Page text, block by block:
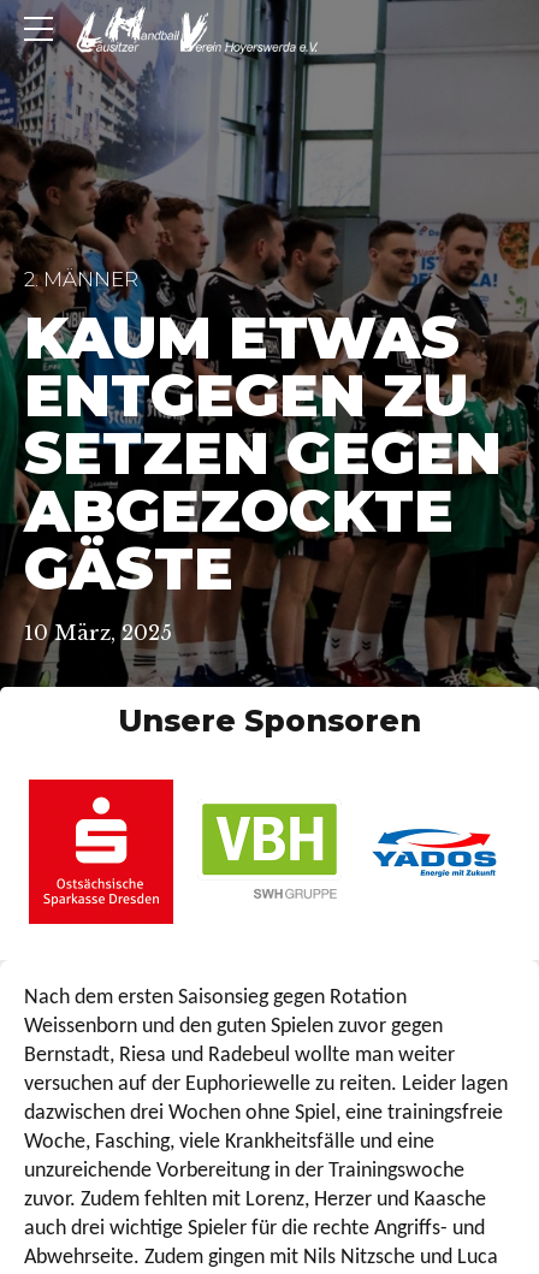
2. MÄNNER
KAUM ETWAS
ENTGEGEN ZU
SETZEN GEGEN
ABGEZOCKTE
GÄSTE
10 März, 2025
Unsere Sponsoren
Nach dem ersten Saisonsieg gegen Rotation
Weissenborn und den guten Spielen zuvor gegen
Bernstadt, Riesa und Radebeul wollte man weiter
versuchen auf der Euphoriewelle zu reiten. Leider lagen
dazwischen drei Wochen ohne Spiel, eine trainingsfreie
Woche, Fasching, viele Krankheitsfälle und eine
unzureichende Vorbereitung in der Trainingswoche
zuvor. Zudem fehlten mit Lorenz, Herzer und Kaasche
auch drei wichtige Spieler für die rechte Angriffs- und
Abwehrseite. Zudem gingen mit Nils Nitzsche und Luca